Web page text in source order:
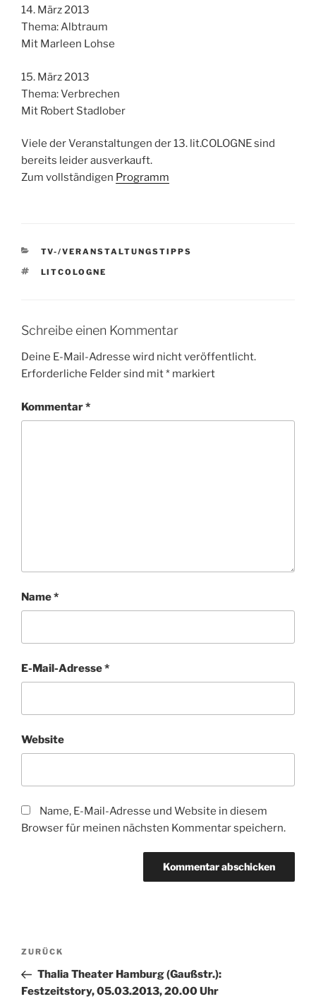
14. März 2013
Thema: Albtraum
Mit Marleen Lohse
15. März 2013
Thema: Verbrechen
Mit Robert Stadlober
Viele der Veranstaltungen der 13. lit.COLOGNE sind
bereits leider ausverkauft.
Zum vollständigen Programm
KATEGORIEN
TV-/VERANSTALTUNGSTIPPS
SCHLAGWÖRTER
LITCOLOGNE
Schreibe einen Kommentar
Deine E-Mail-Adresse wird nicht veröffentlicht.
Erforderliche Felder sind mit* markiert
Kommentar*
Name*
E-Mail-Adresse*
Website
Name, E-Mail-Adresse und Website in diesem
Browser für meinen nächsten Kommentar speichern.
Beitragsnavigation
Vorheriger
Beitrag
ZURÜCK
Thalia Theater Hamburg (Gaußstr.):
Festzeitstory, 05.03.2013, 20.00 Uhr